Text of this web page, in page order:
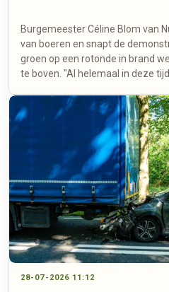
Burgemeester Céline Blom van
van boeren en snapt de
groen op een rotonde in brand
te boven. "Al helemaal in deze
28-07-2026 11:12